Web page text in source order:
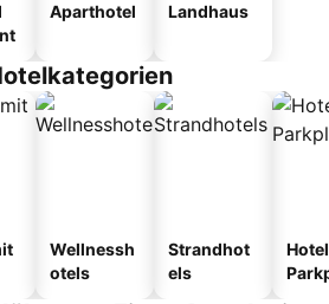
Aparthotel Landhaus
Wellnessh
otels
Strandhot
els